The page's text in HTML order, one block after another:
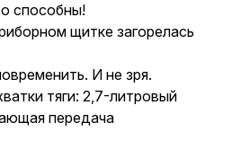
способны!
щитке загорелась
И не зря.
тяги: 2,7-литровый
передача